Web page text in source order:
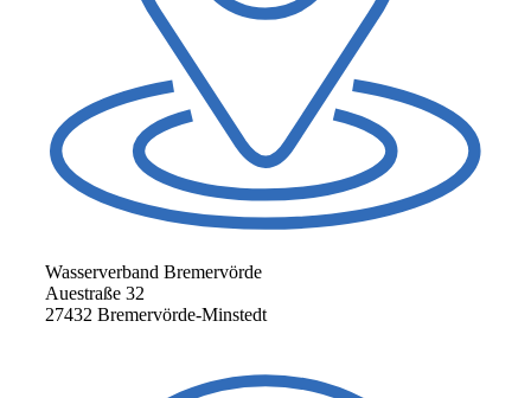
Wasserverband Bremervörde
Auestraße 32
27432 Bremervörde-Minstedt